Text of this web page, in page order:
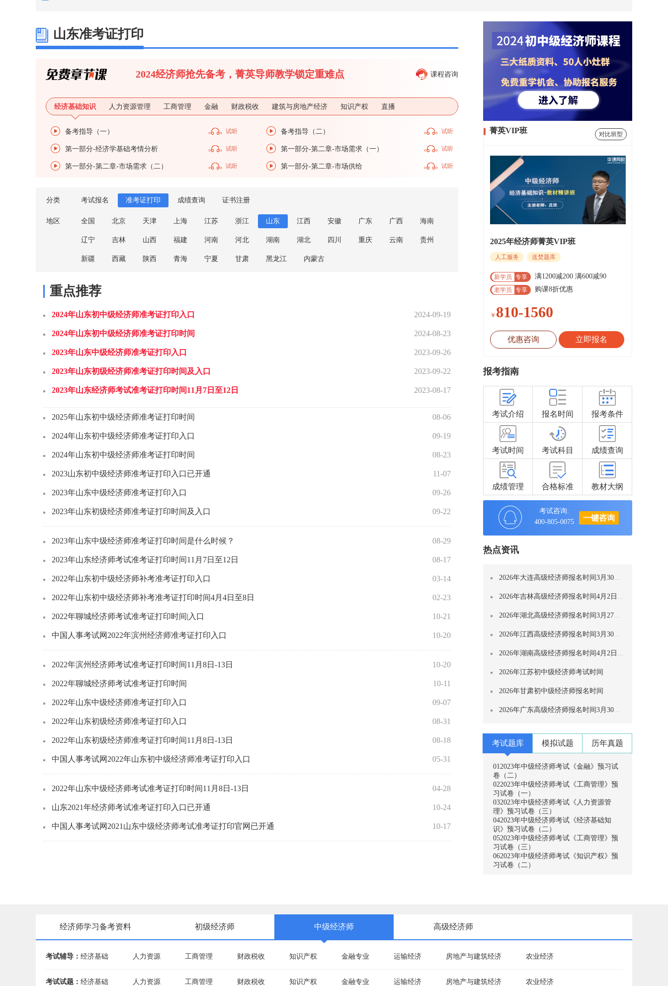
山东准考证打印
2024经济师抢先备考，菁英导师教学锁定重难点 课程咨询
经济基础知识 人力资源管理 工商管理 金融 财政税收 建筑与房地产经济 知识产权 直播
备考指导（一） 试听 备考指导（二） 试听
第一部分-经济学基础考情分析 试听 第一部分-第二章-市场需求（一） 试听
第一部分-第二章-市场需求（二） 试听 第一部分-第二章-市场供给 试听
分类 考试报名 准考证打印 成绩查询 证书注册
地区 全国 北京 天津 上海 江苏 浙江 山东 江西 安徽 广东 广西 海南
辽宁 吉林 山西 福建 河南 河北 湖南 湖北 四川 重庆 云南 贵州
新疆 西藏 陕西 青海 宁夏 甘肃 黑龙江 内蒙古
重点推荐
2024年山东初中级经济师准考证打印入口 2024-09-19
2024年山东初中级经济师准考证打印时间 2024-08-23
2023年山东中级经济师准考证打印入口 2023-09-26
2023年山东初级经济师准考证打印时间及入口 2023-09-22
2023年山东经济师考试准考证打印时间11月7日至12日 2023-08-17
2025年山东初中级经济师准考证打印时间 08-06
2024年山东初中级经济师准考证打印入口 09-19
2024年山东初中级经济师准考证打印时间 08-23
2023山东初中级经济师准考证打印入口已开通 11-07
2023年山东中级经济师准考证打印入口 09-26
2023年山东初级经济师准考证打印时间及入口 09-22
2023年山东中级经济师准考证打印时间是什么时候？ 08-29
2023年山东经济师考试准考证打印时间11月7日至12日 08-17
2022年山东初中级经济师补考准考证打印入口 03-14
2022年山东初中级经济师补考准考证打印时间4月4日至8日 02-23
2022年聊城经济师考试准考证打印时间|入口 10-21
中国人事考试网2022年滨州经济师准考证打印入口 10-20
2022年滨州经济师考试准考证打印时间11月8日-13日 10-20
2022年聊城经济师考试准考证打印时间 10-11
2022年山东中级经济师准考证打印入口 09-07
2022年山东初级经济师准考证打印入口 08-31
2022年山东初级经济师准考证打印时间11月8日-13日 08-18
中国人事考试网2022年山东初中级经济师准考证打印入口 05-31
2022年山东中级经济师考试准考证打印时间11月8日-13日 04-28
山东2021年经济师考试准考证打印入口已开通 10-24
中国人事考试网2021山东中级经济师考试准考证打印官网已开通 10-17
菁英VIP班 对比班型
2025年经济师菁英VIP班
人工服务 送焚题库
新学员 专享 满1200减200 满600减90
老学员 专享 购课8折优惠
￥ 810-1560
优惠咨询 立即报名
报考指南
考试介绍 报名时间 报考条件
考试时间 考试科目 成绩查询
成绩管理 合格标准 教材大纲
考试咨询:
400-805-0075
一键咨询
热点资讯
2026年大连高级经济师报名时间3月30日-4月
2026年吉林高级经济师报名时间4月2日—12
2026年湖北高级经济师报名时间3月27日-4月
2026年江西高级经济师报名时间3月30日-4月
2026年湖南高级经济师报名时间4月2日-4月
2026年江苏初中级经济师考试时间
2026年甘肃初中级经济师报名时间
2026年广东高级经济师报名时间3月30日-4月
考试题库 模拟试题 历年真题
012023年中级经济师考试《金融》预习试
卷（二）
022023年中级经济师考试《工商管理》预
习试卷（一）
032023年中级经济师考试《人力资源管
理》预习试卷（三）
042023年中级经济师考试《经济基础知
识》预习试卷（二）
052023年中级经济师考试《工商管理》预
习试卷（三）
062023年中级经济师考试《知识产权》预
习试卷（二）
经济师学习备考资料 初级经济师 中级经济师 高级经济师
考试辅导： 经济基础 人力资源 工商管理 财政税收 知识产权 金融专业 运输经济 房地产与建筑经济 农业经济
考试试题： 经济基础 人力资源 工商管理 财政税收 知识产权 金融专业 运输经济 房地产与建筑经济 农业经济